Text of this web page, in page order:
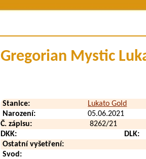
Kontakty
Klubové zpravodaje Zdraví
Gregorian Mystic
Stanice: Lukato Gold
Narození:
05.06.2021
Č. zápisu:
8262/21
DKK:
DLK:
Ostatní vyšetření:
Svod: